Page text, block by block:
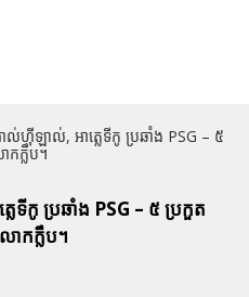
ល់ហ៊ីឡាល់, អាត្លេទីកូ ប្រឆាំង PSG – ៥
កក្លឹប។
ទីកូ ប្រឆាំង PSG – ៥ ប្រកួត
ោកក្លឹប។